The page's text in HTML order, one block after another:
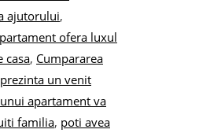
ajutorului,
ofera luxul
casa, Cumpararea
un venit
apartament va
familia, poti avea